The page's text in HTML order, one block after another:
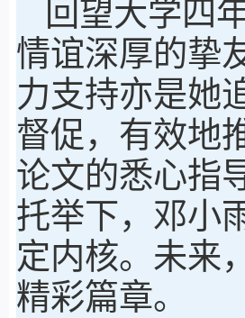
回望大学四
情谊深厚的挚
力支持亦是她
督促，有效地
论文的悉心指
托举下，邓小
定内核。未来
精彩篇章。